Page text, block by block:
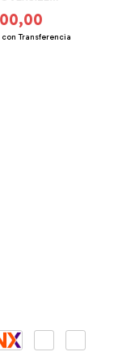
con Transferencia